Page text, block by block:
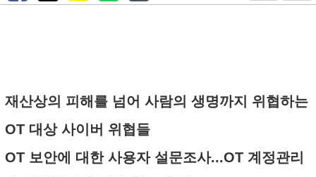
재산상의 피해를 넘어 사람의 생명까지 위협하는
OT 대상 사이버 위협들
OT 보안에 대한 사용자 설문조사...OT 계정관리